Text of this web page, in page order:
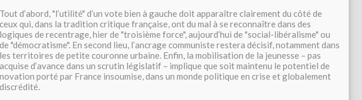
Tout d’abord, "l’utilité" d’un vote bien à gauche doit apparaître clairement du côté de
ceux qui, dans la tradition critique française, ont du mal à se reconnaître dans des
logiques de recentrage, hier de "troisième force", aujourd’hui de "social-libéralisme" ou
de "démocratisme". En second lieu, l’ancrage communiste restera décisif, notamment dans
les territoires de petite couronne urbaine. Enfin, la mobilisation de la jeunesse – pas
acquise d’avance dans un scrutin législatif – implique que soit maintenu le potentiel de
novation porté par France insoumise, dans un monde politique en crise et globalement
discrédité.